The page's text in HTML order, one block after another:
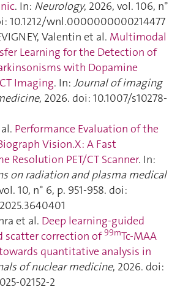
. In: Neurology, 2026, vol. 106, n°
10.1212/wnl.0000000000214477
Valentin et al. Multimodal
Learning for the Detection of
with Dopamine
Imaging. In: Journal of imaging
, 2026. doi: 10.1007/s10278-
Performance Evaluation of the
Vision.X : A Fast
Resolution PET/CT Scanner. In:
on radiation and plasma medical
10, n° 6, p. 951‑958. doi:
et al. Deep learning-guided
scatter correction of99mTc-MAA
towards quantitative analysis in
of nuclear medicine, 2026. doi:
02152-2